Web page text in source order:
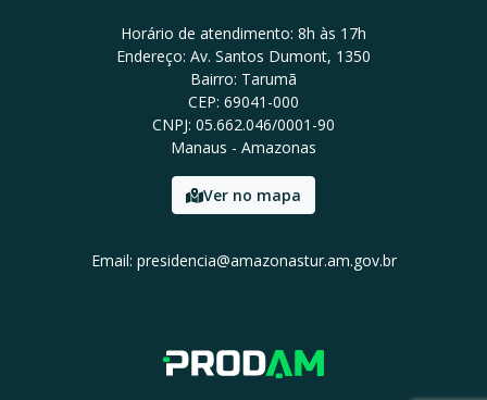
Horário de atendimento: 8h às 17h
Endereço: Av. Santos Dumont, 1350
Bairro: Tarumã
CEP: 69041-000
CNPJ: 05.662.046/0001-90
Manaus - Amazonas
Ver no mapa
Email: presidencia@amazonastur.am.gov.br